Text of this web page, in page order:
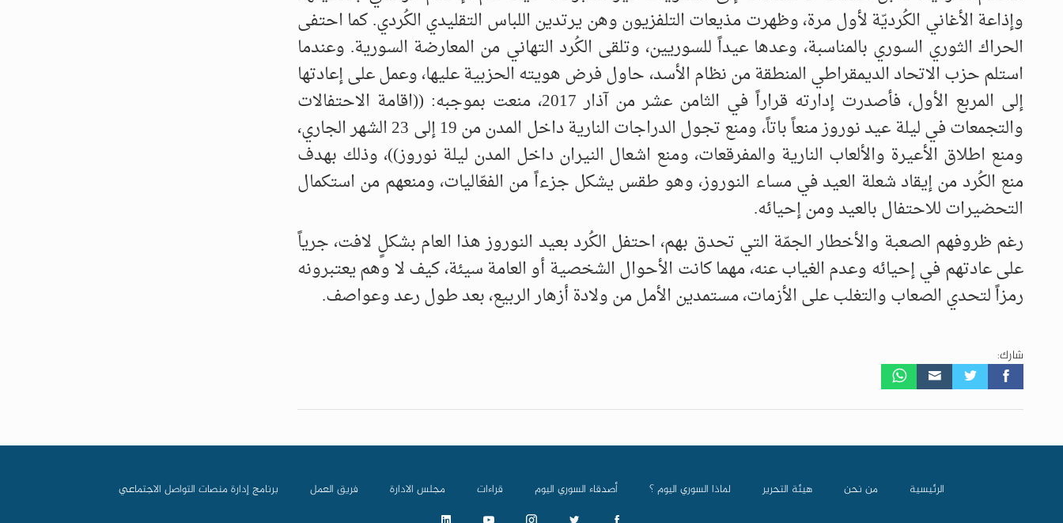
وإذاعة الأغاني الكُرديّة لأول مرة، وظهرت مذيعات التلفزيون وهن يرتدين اللباس التقليدي الكُردي. كما احتفى
الحراك الثوري السوري بالمناسبة، وعدها عيداً للسوريين، وتلقى الكُرد التهاني من المعارضة السورية. وعندما
استلم حزب الاتحاد الديمقراطي المنطقة من نظام الأسد، حاول فرض هويته الحزبية عليها، وعمل على إعادتها
إلى المربع الأول، فأصدرت إدارته قراراً في الثامن عشر من آذار 2017، منعت بموجبه: ((اقامة الاحتفالات
والتجمعات في ليلة عيد نوروز منعاً باتاً، ومنع تجول الدراجات النارية داخل المدن من 19 إلى 23 الشهر الجاري،
ومنع اطلاق الأعيرة والألعاب النارية والمفرقعات، ومنع اشعال النيران داخل المدن ليلة نوروز))، وذلك بهدف
منع الكُرد من إيقاد شعلة العيد في مساء النوروز، وهو طقس يشكل جزءاً من الفعّاليات، ومنعهم من استكمال
التحضيرات للاحتفال بالعيد ومن إحيائه.
رغم ظروفهم الصعبة والأخطار الجمّة التي تحدق بهم، احتفل الكُرد بعيد النوروز هذا العام بشكلٍ لافت، جرياً
على عادتهم في إحيائه وعدم الغياب عنه، مهما كانت الأحوال الشخصية أو العامة سيئة، كيف لا وهم يعتبرونه
رمزاً لتحدي الصعاب والتغلب على الأزمات، مستمدين الأمل من ولادة أزهار الربيع، بعد طول رعد وعواصف.
شارك:
الرئيسية من نحن هيئة التحرير لماذا السوري اليوم ؟ أصدقاء السوري اليوم قراءات مجلس الادارة فريق العمل برنامج إدارة منصات التواصل الاجتماعي